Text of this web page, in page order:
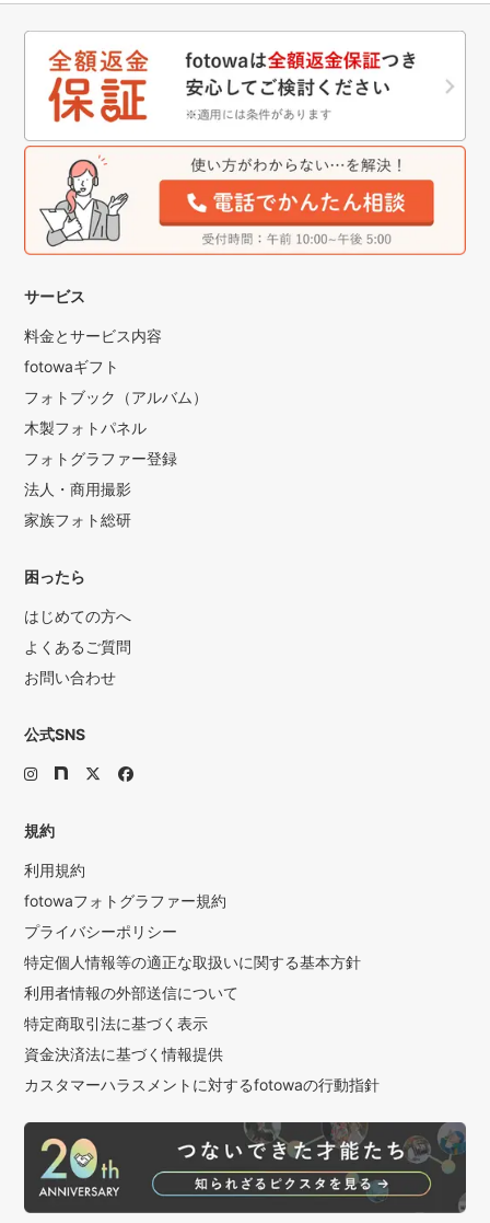
サービス
料金とサービス内容
fotowaギフト
フォトブック（アルバム）
木製フォトパネル
フォトグラファー登録
法人・商用撮影
家族フォト総研
困ったら
はじめての方へ
よくあるご質問
お問い合わせ
公式SNS
規約
利用規約
fotowaフォトグラファー規約
プライバシーポリシー
特定個人情報等の適正な取扱いに関する基本方針
利用者情報の外部送信について
特定商取引法に基づく表示
資金決済法に基づく情報提供
カスタマーハラスメントに対するfotowaの行動指針